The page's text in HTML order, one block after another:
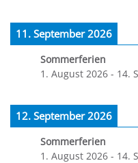
11. September 2026
Sommerferien
1. August 2026 - 14.
12. September 2026
Sommerferien
1. August 2026 - 14.